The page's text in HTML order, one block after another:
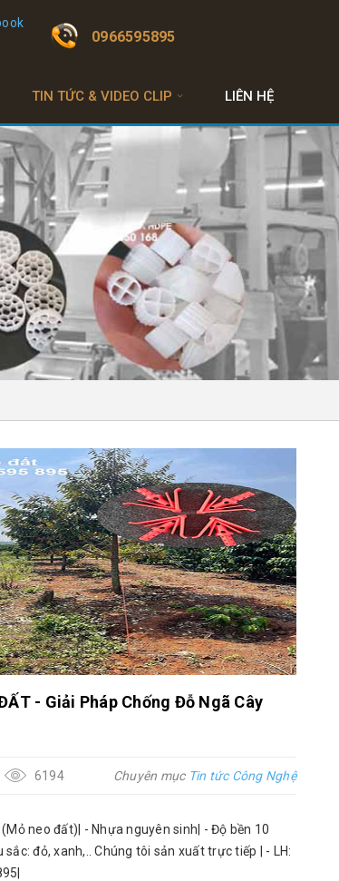
0966595895
TIN TỨC & VIDEO CLIP LIÊN HỆ
- Giải Pháp Chống Đỗ Ngã Cây
6194 Chuyên mục Tin tức Công Nghệ
neo đất)| - Nhựa nguyên sinh| - Độ bền 10
sắc: đỏ, xanh,.. Chúng tôi sản xuất trực tiếp | - LH: